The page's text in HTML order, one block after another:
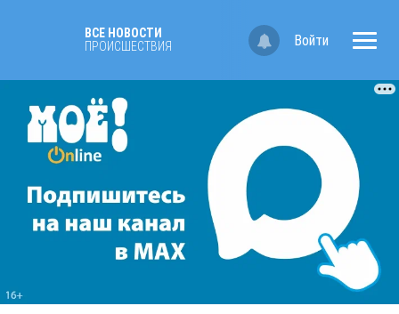
ВСЕ НОВОСТИ
ПРОИСШЕСТВИЯ
Войти